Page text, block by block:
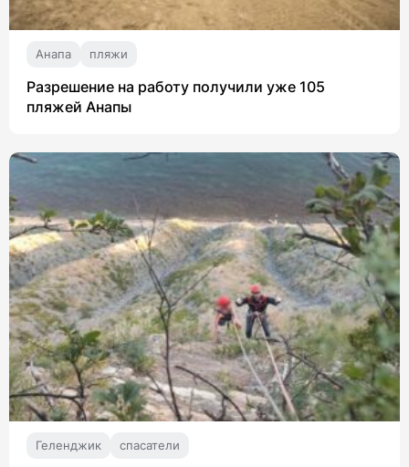
Анапа пляжи
Разрешение на работу получили уже 105
пляжей Анапы
Геленджик спасатели